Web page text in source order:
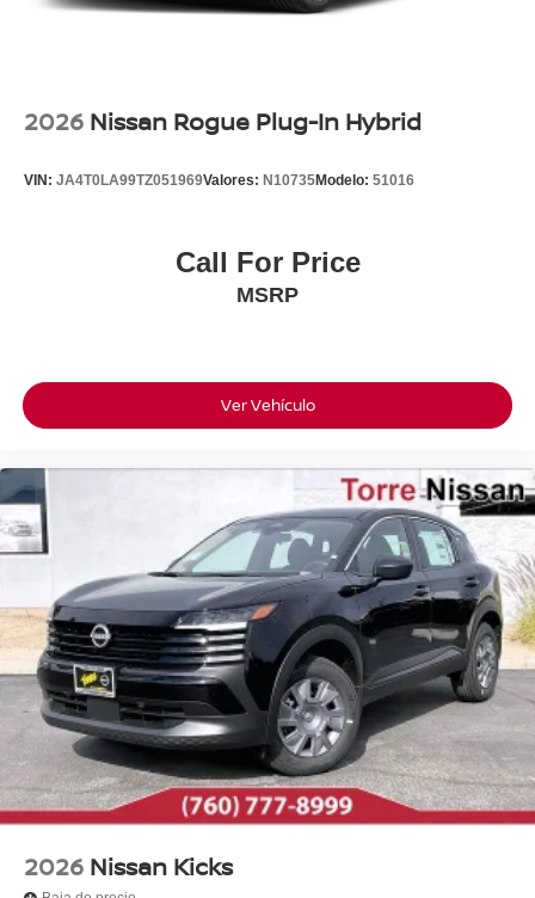
2026 Nissan Rogue Plug-In Hybrid
VIN: JA4T0LA99TZ051969Valores: N10735Modelo: 51016
Call For Price
MSRP
Ver Vehículo
2026 Nissan Kicks